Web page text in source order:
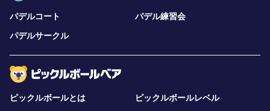
パデルコート
パデル練習会
パデルサークル
ピックルボールとは
ピックルボールレベル